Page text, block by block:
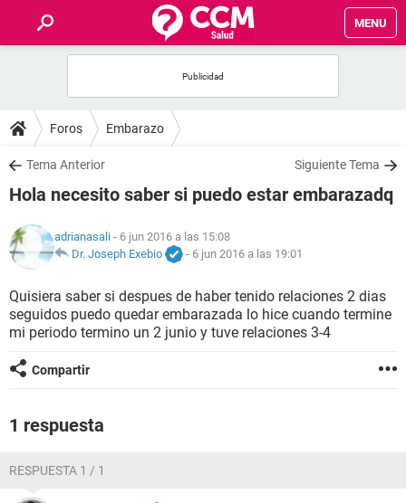
MENU
FOROS
SALUD
NUTRICIÓN
BIENESTAR
Foros Embarazo
Tema Anterior Siguiente Tema
Hola necesito saber si puedo estar embarazadq
adrianasali - 6 jun 2016 a las 15:08
Dr. Joseph Exebio
- 6 jun 2016 a las 19:01
Quisiera saber si despues de haber tenido relaciones 2 dias
seguidos puedo quedar embarazada lo hice cuando termine
mi periodo termino un 2 junio y tuve relaciones 3-4
Compartir
1 respuesta
RESPUESTA 1 / 1